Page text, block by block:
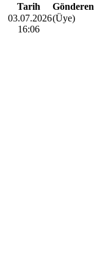
Tarih
Gönderen
03.07.2026
16:06
(Üye)